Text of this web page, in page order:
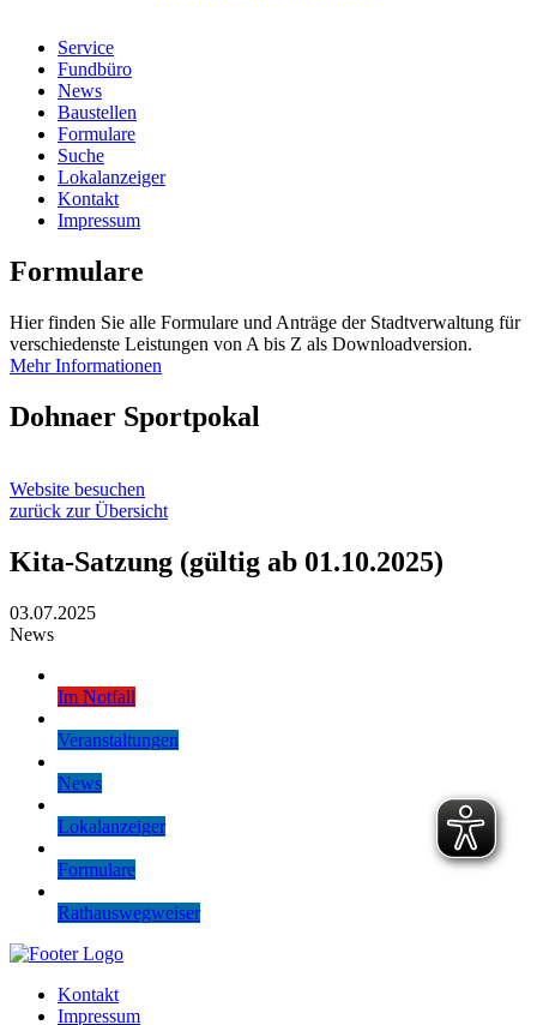
Service
Fundbüro
News
Baustellen
Formulare
Suche
Lokalanzeiger
Kontakt
Impressum
Formulare
Hier finden Sie alle Formulare und Anträge der Stadtverwaltung für
verschiedenste Leistungen von A bis Z als Downloadversion.
Mehr Informationen
Dohnaer Sportpokal
Website besuchen
zurück zur Übersicht
Kita-Satzung (gültig ab 01.10.2025)
03.07.2025
News
Im Notfall
Veranstaltungen
News
Lokalanzeiger
Formulare
Rathauswegweiser
Kontakt
Impressum